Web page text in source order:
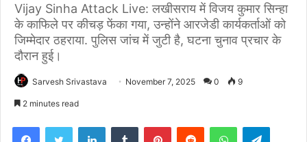
Vijay Sinha Attack Live: लखीसराय में विजय कुमार सिन्हा
के काफिले पर कीचड़ फेंका गया, उन्होंने आरजेडी कार्यकर्ताओं को
जिम्मेदार ठहराया. पुलिस जांच में जुटी है, घटना चुनाव प्रचार के
दौरान हुई।
Sarvesh Srivastava November 7, 2025 0 9
2 minutes read
FacebookTwitter LinkedInTumblr PinterestReddit WhatsApp